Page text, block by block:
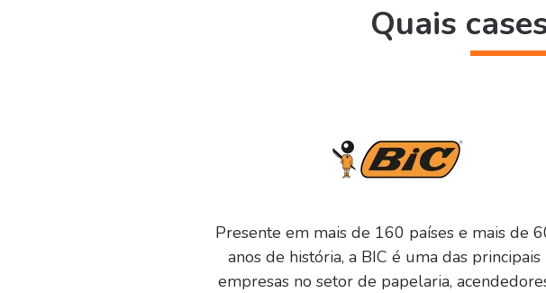
Quais
Presente em mais de 160 países e mais de
anos de história, a BIC é uma das principais
empresas no setor de papelaria,